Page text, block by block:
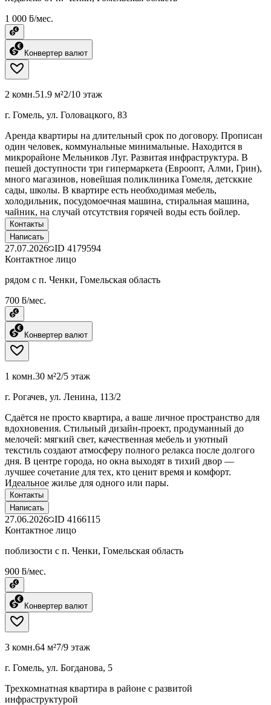
1 000 ƃ/мес.
Конвертер валют
2 комн.51.9 м²2/10 этаж
г. Гомель, ул. Головацкого, 83
Аренда квартиры на длительный срок по договору. Прописан
один человек, коммунальные минимальные. Находится в
микрорайоне Мельников Луг. Развитая инфраструктура. В
пешей доступности три гипермаркета (Евроопт, Алми, Грин),
много магазинов, новейшая поликлиника Гомеля, детсккие
сады, школы. В квартире есть необходимая мебель,
холодильник, посудомоечная машина, стиральная машина,
чайник, на случай отсутствия горячей воды есть бойлер.
Контакты
Написать
27.07.2026 ID 4179594
Контактное лицо
рядом с п. Ченки, Гомельская область
700 ƃ/мес.
Конвертер валют
1 комн.30 м²2/5 этаж
г. Рогачев, ул. Ленина, 113/2
Сдаётся не просто квартира, а ваше личное пространство для
вдохновения. Стильный дизайн-проект, продуманный до
мелочей: мягкий свет, качественная мебель и уютный
текстиль создают атмосферу полного релакса после долгого
дня. В центре города, но окна выходят в тихий двор —
лучшее сочетание для тех, кто ценит время и комфорт.
Идеальное жилье для одного или пары.
Контакты
Написать
27.06.2026 ID 4166115
Контактное лицо
поблизости с п. Ченки, Гомельская область
900 ƃ/мес.
Конвертер валют
3 комн.64 м²7/9 этаж
г. Гомель, ул. Богданова, 5
Трехкомнатная квартира в районе с развитой
инфраструктурой